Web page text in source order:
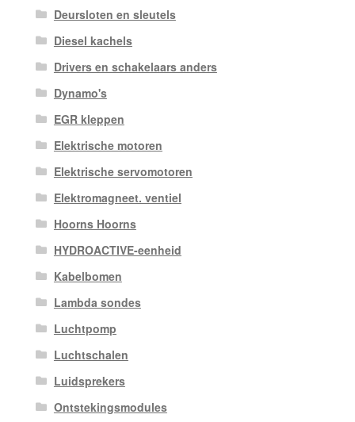
Deursloten en sleutels
Diesel kachels
Drivers en schakelaars anders
Dynamo's
EGR kleppen
Elektrische motoren
Elektrische servomotoren
Elektromagneet. ventiel
Hoorns Hoorns
HYDROACTIVE-eenheid
Kabelbomen
Lambda sondes
Luchtpomp
Luchtschalen
Luidsprekers
Ontstekingsmodules